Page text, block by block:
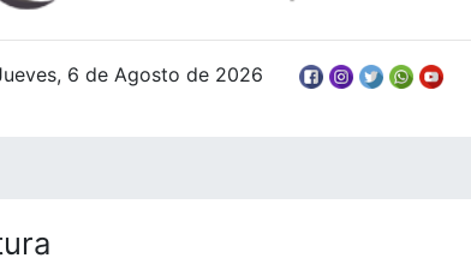
6 de Agosto de 2026